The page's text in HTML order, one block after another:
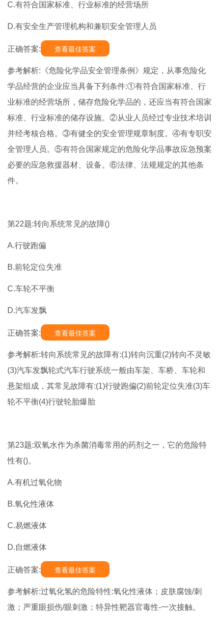
C.有符合国家标准、行业标准的经营场所
D.有安全生产管理机构和兼职安全管理人员
正确答案: 查看最佳答案
参考解析:《危险化学品安全管理条例》规定，从事危险化
学品经营的企业应当具备下列条件:①有符合国家标准、行
业标准的经营场所，储存危险化学品的，还应当有符合国家
标准、行业标准的储存设施。②从业人员经过专业技术培训
并经考核合格。③有健全的安全管理规章制度。④有专职安
全管理人员。⑤有符合国家规定的危险化学品事故应急预案
必要的应急救援器材、设备。⑥法律、法规规定的其他条
件。
第22题:转向系统常见的故障()
A.行驶跑偏
B.前轮定位失准
C.车轮不平衡
D.汽车发飘
正确答案: 查看最佳答案
参考解析:转向系统常见的故障有:(1)转向沉重(2)转向不灵敏
(3)汽车发飘轮式汽车行驶系统一般由车架、车桥、车轮和
悬架组成，其常见故障有:(1)行驶跑偏(2)前轮定位失准(3)车
轮不平衡(4)行驶轮胎爆胎
第23题:双氧水作为杀菌消毒常用的药剂之一，它的危险特
性有()。
A.有机过氧化物
B.氧化性液体
C.易燃液体
D.自燃液体
正确答案: 查看最佳答案
参考解析:过氧化氢的危险特性:氧化性液体；皮肤腐蚀/刺
激；严重眼损伤/眼刺激；特异性靶器官毒性-一次接触。